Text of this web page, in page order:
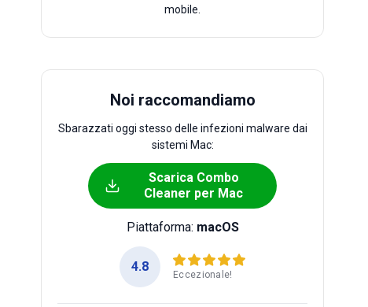
mobile.
Noi raccomandiamo
Sbarazzati oggi stesso delle infezioni malware dai
sistemi Mac:
Scarica Combo
Cleaner per Mac
Piattaforma: macOS
4.8
Eccezionale!